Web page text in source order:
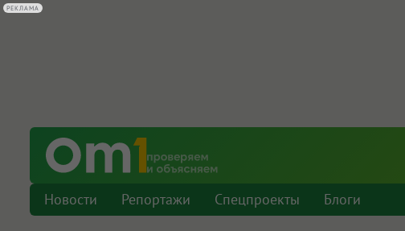
Новости Репортажи Спецпроекты Блоги
РЕКЛАМА